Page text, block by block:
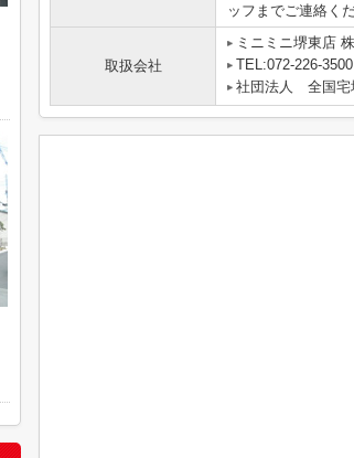
ッフまでご連絡く
取扱会社
ミニミニ堺東店
TEL:072-226-3500
社団法人 全国宅